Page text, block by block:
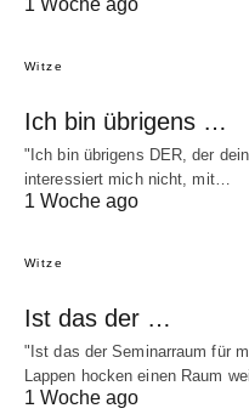
1 Woche ago
Witze
Ich bin übrigens …
"Ich bin übrigens DER, der
interessiert mich nicht, mit…
1 Woche ago
Witze
Ist das der …
"Ist das der Seminarraum für
Lappen hocken einen Raum
1 Woche ago